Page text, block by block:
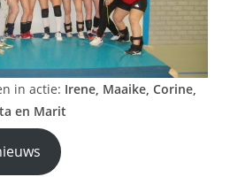
in actie: Irene, Maaike, Corine,
en Marit